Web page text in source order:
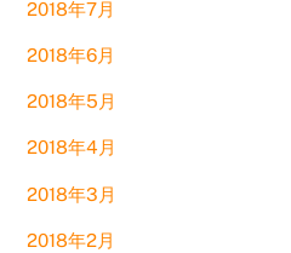
2018年7月
2018年6月
2018年5月
2018年4月
2018年3月
2018年2月